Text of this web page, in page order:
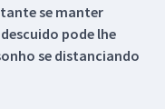
se manter
pode lhe
se distanciando